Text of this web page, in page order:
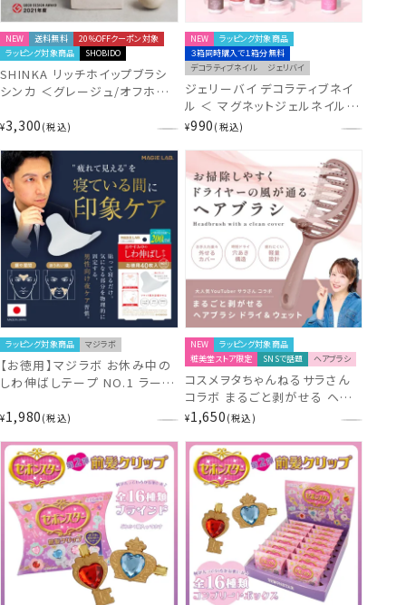
NEW 送料無料
20％OFFクーポン対象
ラッピング対象商品
SHOBIDO
SHINKA リッチホイップブラシ
シンカ ＜グレージュ/オフホワ
ける濃密な泡×超極細毛 粧美
¥3,300 税込
NEW
ラッピング対象商品
３箱同時購入で１箱分無料
デコラティブネイル
ジェリバイ
ジェリーバイ デコラティブネイ
ル ＜ マグネットジェルネイル
＞ 9色 ジェルネイル 粧美堂
¥990 税込
ラッピング対象商品 マジラボ
【お徳用】マジラボ お休み中の
しわ伸ばしテープ NO.1 ラージ
枚入) 【1箱あたり919円お徳の
MG43809 shobido 粧美堂
¥1,980 税込
NEW
ラッピング対象商品
粧美堂ストア限定
SNSで話題 ヘアブラシ
コスメヲタちゃんねるサラさん
コラボ まるごと剥がせる ヘア
ブラシ ドライ＆ウェット 粧美堂
¥1,650 税込